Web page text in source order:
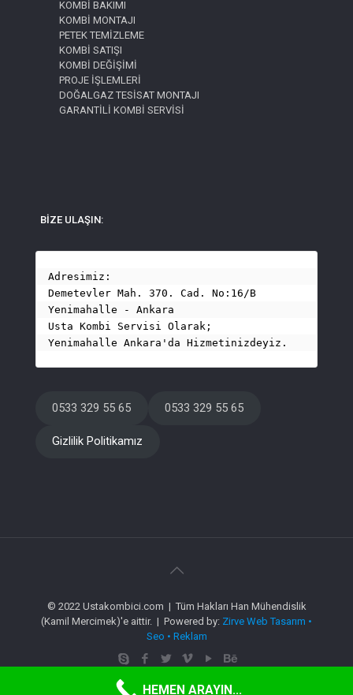
KOMBİ BAKIMI
KOMBİ MONTAJI
PETEK TEMİZLEME
KOMBİ SATIŞI
KOMBİ DEĞİŞİMİ
PROJE İŞLEMLERİ
DOĞALGAZ TESİSAT MONTAJI
GARANTİLİ KOMBİ SERVİSİ
BİZE ULAŞIN:
Adresimiz:
Demetevler Mah. 370. Cad. No:16/B
Yenimahalle - Ankara
Usta Kombi Servisi Olarak;
Yenimahalle Ankara'da Hizmetinizdeyiz.
0533 329 55 65 0533 329 55 65
Gizlilik Politikamız
© 2022 Ustakombici.com | Tüm Hakları Han Mühendislik
(Kamil Mercimek)'e aittir. | Powered by: Zirve Web Tasarım •
Seo • Reklam
HEMEN ARAYIN...